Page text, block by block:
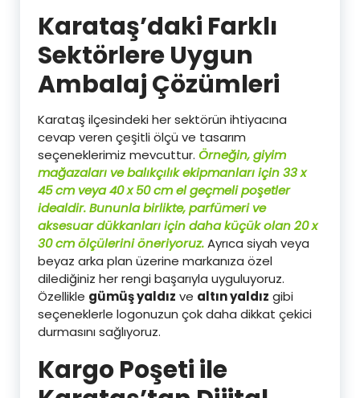
Karataş’daki Farklı
Sektörlere Uygun
Ambalaj Çözümleri
Karataş ilçesindeki her sektörün ihtiyacına
cevap veren çeşitli ölçü ve tasarım
seçeneklerimiz mevcuttur. Örneğin, giyim
mağazaları ve balıkçılık ekipmanları için 33 x
45 cm veya 40 x 50 cm el geçmeli poşetler
idealdir.Bununla birlikte, parfümeri ve
aksesuar dükkanları için daha küçük olan 20 x
30 cm ölçülerini öneriyoruz.Ayrıca siyah veya
beyaz arka plan üzerine markanıza özel
dilediğiniz her rengi başarıyla uyguluyoruz.
Özellikle gümüş yaldız ve altın yaldız gibi
seçeneklerle logonuzun çok daha dikkat çekici
durmasını sağlıyoruz.
Kargo Poşeti ile